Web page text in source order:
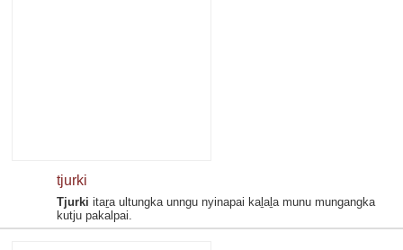
tjurki
Tjurki itaṟa ultungka unngu nyinapai kaḻaḻa munu mungangka
kutju pakalpai.